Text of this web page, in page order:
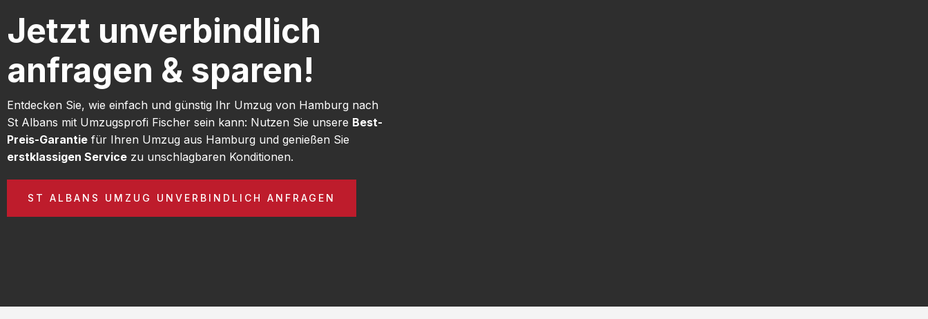
Jetzt unverbindlich
anfragen & sparen!
Entdecken Sie, wie einfach und günstig Ihr Umzug von Hamburg nach
St Albans mit Umzugsprofi Fischer sein kann: Nutzen Sie unsere Best-
Preis-Garantie für Ihren Umzug aus Hamburg und genießen Sie
erstklassigen Service zu unschlagbaren Konditionen.
ST ALBANS UMZUG UNVERBINDLICH ANFRAGEN